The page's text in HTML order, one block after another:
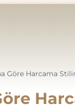
Göre Harcama